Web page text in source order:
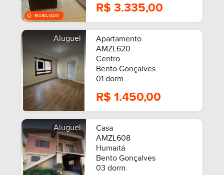
R$ 3.335,00
Aluguel
Apartamento
AMZL620
Centro
Bento Gonçalves
01 dorm.
R$ 1.450,00
Aluguel
Casa
AMZL608
Humaitá
Bento Gonçalves
03 dorm.